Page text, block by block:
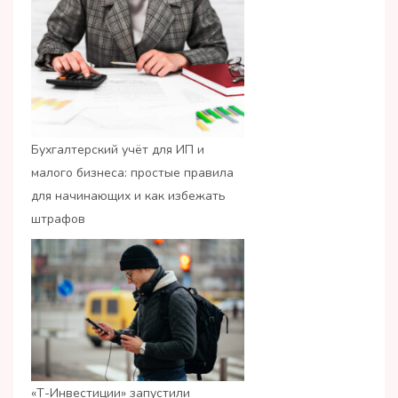
Бухгалтерский учёт для ИП и
малого бизнеса: простые правила
для начинающих и как избежать
штрафов
«Т-Инвестиции» запустили